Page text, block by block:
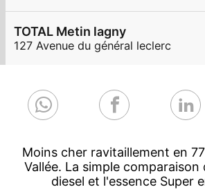
TOTAL Metin lagny
127 Avenue du général leclerc
Moins cher ravitaillement en
Vallée. La simple
diesel et l'essence Super